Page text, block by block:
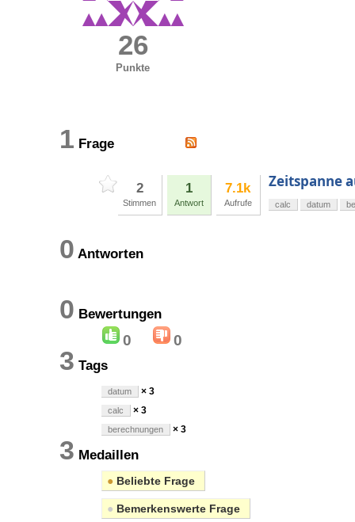
26
Punkte
1 Frage
2
Stimmen
1
Antwort
7.1k
Aufrufe
Zeitspanne
calc datum
0 Antworten
0 Bewertungen
0 0
3 Tags
datum × 3
calc × 3
berechnungen × 3
3 Medaillen
● Beliebte Frage
● Bemerkenswerte Frage